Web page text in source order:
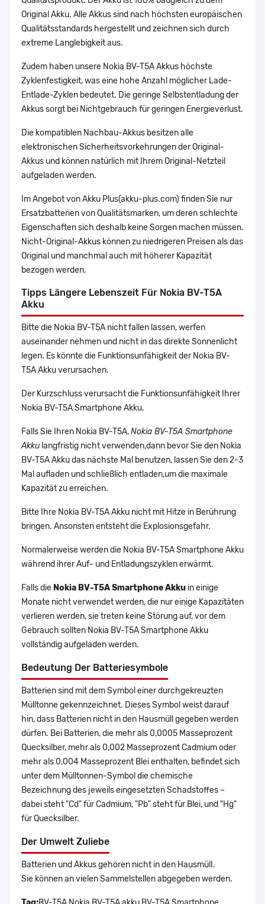
Original Akku. Alle Akkus sind nach höchsten europäischen
Qualitätsstandards hergestellt und zeichnen sich durch
extreme Langlebigkeit aus.
Zudem haben unsere Nokia BV-T5A Akkus höchste
Zyklenfestigkeit, was eine hohe Anzahl möglicher Lade-
Entlade-Zyklen bedeutet. Die geringe Selbstentladung der
Akkus sorgt bei Nichtgebrauch für geringen Energieverlust.
Die kompatiblen Nachbau-Akkus besitzen alle
elektronischen Sicherheitsvorkehrungen der Original-
Akkus und können natürlich mit Ihrem Original-Netzteil
aufgeladen werden.
Im Angebot von Akku Plus(akku-plus.com) finden Sie nur
Ersatzbatterien von Qualitätsmarken, um deren schlechte
Eigenschaften sich deshalb keine Sorgen machen müssen.
Nicht-Original-Akkus können zu niedrigeren Preisen als das
Original und manchmal auch mit höherer Kapazität
bezogen werden.
Tipps Längere Lebenszeit Für Nokia BV-T5A
Akku
Bitte die Nokia BV-T5A nicht fallen lassen, werfen
auseinander nehmen und nicht in das direkte Sonnenlicht
legen. Es könnte die Funktionsunfähigkeit der Nokia BV-
T5A Akku verursachen.
Der Kurzschluss verursacht die Funktionsunfähigkeit Ihrer
Nokia BV-T5A Smartphone Akku.
Falls Sie Ihren Nokia BV-T5A,Nokia BV-T5A Smartphone
Akku langfristig nicht verwenden,dann bevor Sie den Nokia
BV-T5A Akku das nächste Mal benutzen, lassen Sie den 2-3
Mal aufladen und schließlich entladen,um die maximale
Kapazität zu erreichen.
Bitte Ihre Nokia BV-T5A Akku nicht mit Hitze in Berührung
bringen. Ansonsten entsteht die Explosionsgefahr.
Normalerweise werden die Nokia BV-T5A Smartphone Akku
während ihrer Auf- und Entladungszyklen erwärmt.
Falls die Nokia BV-T5A Smartphone Akku in einige
Monate nicht verwendet werden, die nur einige Kapazitäten
verlieren werden, sie treten keine Störung auf, vor dem
Gebrauch sollten Nokia BV-T5A Smartphone Akku
vollständig aufgeladen werden.
Bedeutung Der Batteriesymbole
Batterien sind mit dem Symbol einer durchgekreuzten
Mülltonne gekennzeichnet. Dieses Symbol weist darauf
hin, dass Batterien nicht in den Hausmüll gegeben werden
dürfen. Bei Batterien, die mehr als 0,0005 Masseprozent
Quecksilber, mehr als 0,002 Masseprozent Cadmium oder
mehr als 0,004 Masseprozent Blei enthalten, befindet sich
unter dem Mülltonnen-Symbol die chemische
Bezeichnung des jeweils eingesetzten Schadstoffes –
dabei steht "Cd" für Cadmium, "Pb" steht für Blei, und "Hg"
für Quecksilber.
Der Umwelt Zuliebe
Batterien und Akkus gehören nicht in den Hausmüll.
Sie können an vielen Sammelstellen abgegeben werden.